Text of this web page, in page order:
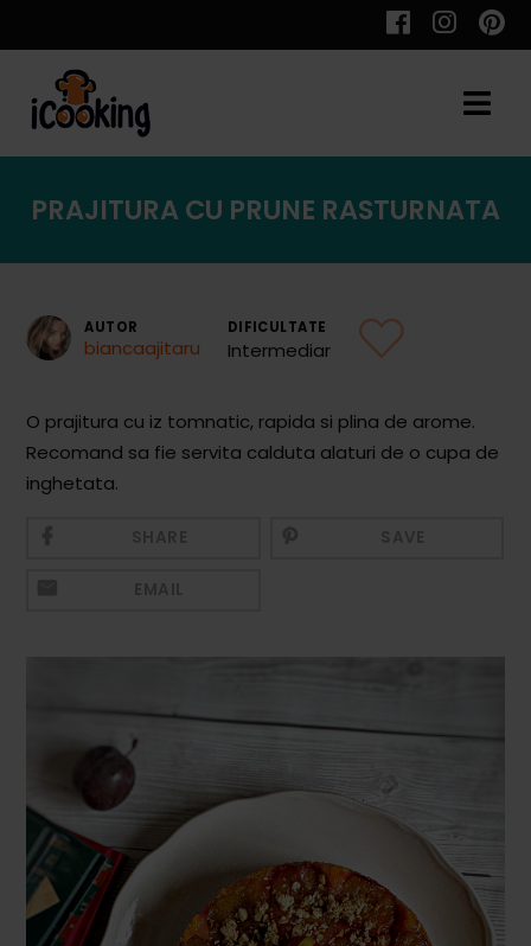
Retete
Toate Reţetele
Aperitive
Aperitive Calde
Băuturi reci
Cocktail-uri
Smoothies
Ceva Dulce
Biscuiți, Bomboane și
Fursecuri
PRAJITURA CU PRUNE RASTURNATA
AUTOR
biancaajitaru
DIFICULTATE
Intermediar
O prajitura cu iz tomnatic, rapida si plina de arome.
Recomand sa fie servita calduta alaturi de o cupa de
inghetata.